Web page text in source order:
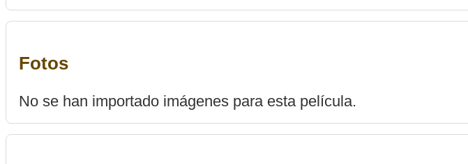
Fotos
No se han importado imágenes para esta película.